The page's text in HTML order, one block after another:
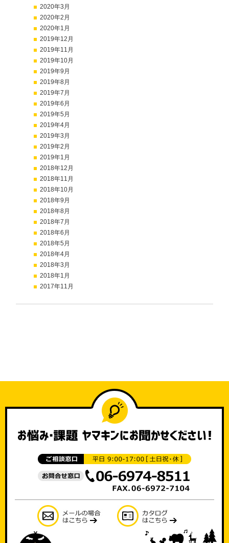
2020年3月
2020年2月
2020年1月
2019年12月
2019年11月
2019年10月
2019年9月
2019年8月
2019年7月
2019年6月
2019年5月
2019年4月
2019年3月
2019年2月
2019年1月
2018年12月
2018年11月
2018年10月
2018年9月
2018年8月
2018年7月
2018年6月
2018年5月
2018年4月
2018年3月
2018年1月
2017年11月